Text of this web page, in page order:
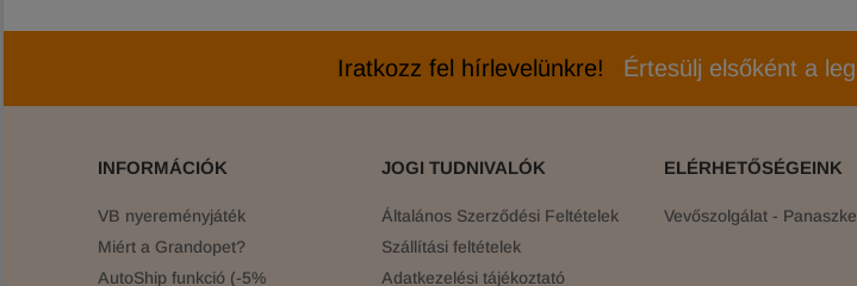
Iratkozz fel hírlevelünkre! Értesülj elsőként a
INFORMÁCIÓK
VB nyereményjáték
Miért a Grandopet?
AutoShip funkció (-5%
JOGI TUDNIVALÓK
Általános Szerződési Feltételek
Szállítási feltételek
Adatkezelési tájékoztató
ELÉRHETŐSÉGEINK
Vevőszolgálat -